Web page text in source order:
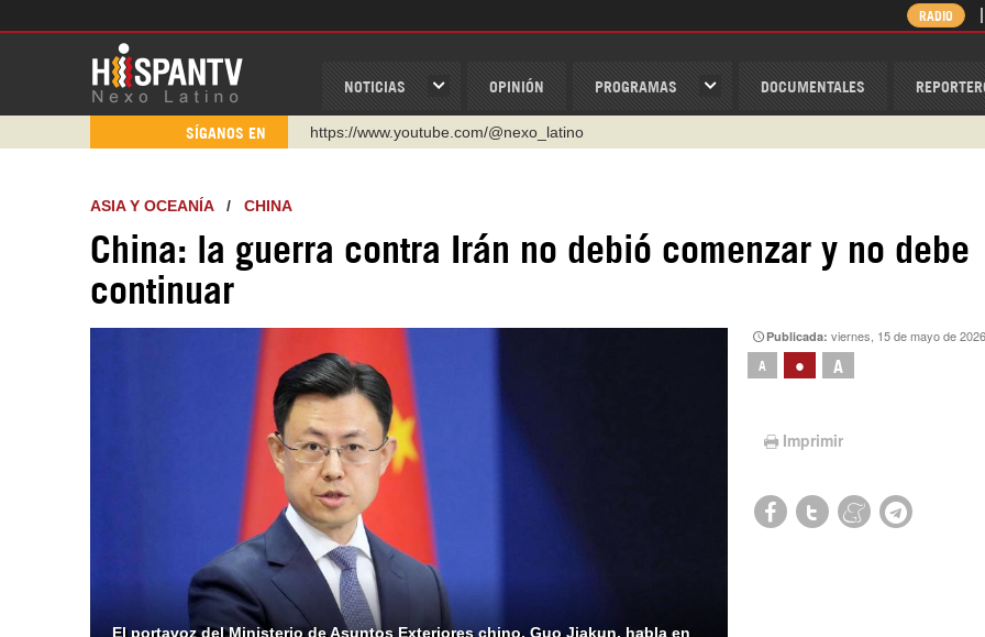
NOTICIAS OPINIÓN PROGRAMAS DOCUMENTALES
RADIO
SÍGANOS EN
https://www.youtube.com/@nexo_latino
https://urmedium.com/c/hispantv
WhatsApp y Viber: +98 921 79 29 404
https://www.facebook.com/Nexolatino.Canal
ASIA Y OCEANÍA/ CHINA
China: la guerra contra Irán no debió comenzar y no debe
continuar
El portavoz del Ministerio de Asuntos Exteriores chino, Guo Jiakun, habla en
Publicada:viernes, 15 de mayo de
A • A
Imprimir